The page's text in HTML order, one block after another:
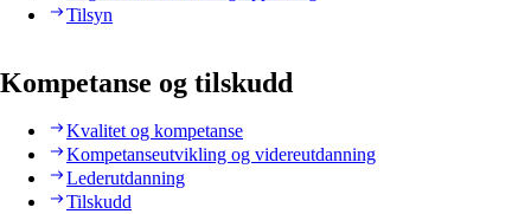
Tilsyn
Kompetanse og tilskudd
Kvalitet og kompetanse
Kompetanseutvikling og videreutdanning
Lederutdanning
Tilskudd